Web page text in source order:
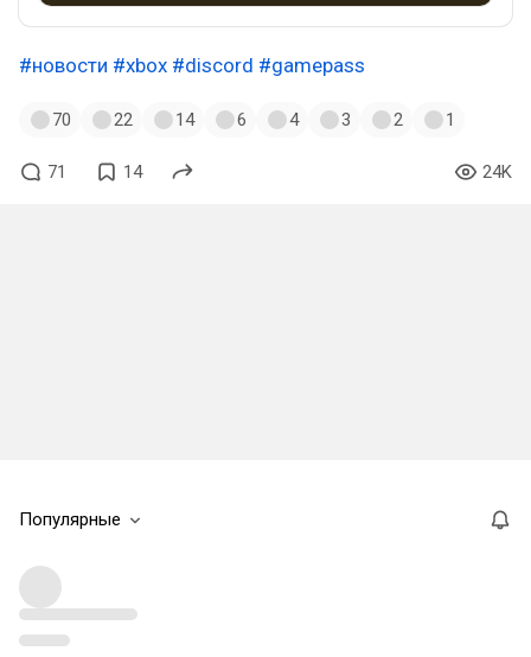
#новости #xbox #discord #gamepass
70 22 14 6 4 3 2 1
71 14 24K
Популярные